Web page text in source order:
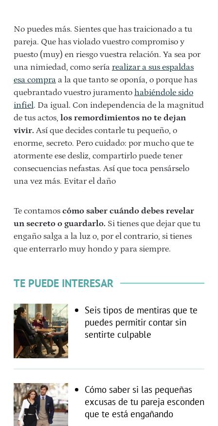
No puedes más. Sientes que has traicionado a tu
pareja. Que has violado vuestro compromiso y
puesto (muy) en riesgo vuestra relación. Ya sea por
una nimiedad, como sería realizar a sus espaldas
esa compra a la que tanto se oponía, o porque has
quebrantado vuestro juramento habiéndole sido
infiel. Da igual. Con independencia de la magnitud
de tus actos, los remordimientos no te dejan
vivir. Así que decides contarle tu pequeño, o
enorme, secreto. Pero cuidado: por mucho que te
atormente ese desliz, compartirlo puede tener
consecuencias nefastas. Así que toca pensárselo
una vez más. Evitar el daño
Te contamos cómo saber cuándo debes revelar
un secreto o guardarlo. Si tienes que dejar que tu
engaño salga a la luz o, por el contrario, si tienes
que enterrarlo muy hondo y para siempre.
TE PUEDE INTERESAR
Seis tipos de mentiras que te
puedes permitir contar sin
sentirte culpable
Cómo saber si las pequeñas
excusas de tu pareja esconden
que te está engañando